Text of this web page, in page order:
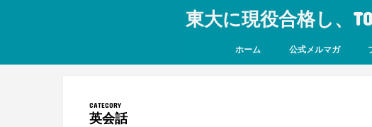
東大に現役合格し、
ホーム 公式メルマガ
英会話